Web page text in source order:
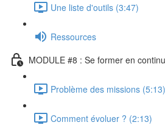
Une liste d'outils (3:47)
Ressources
MODULE #8 : Se former en
Problème des missions (5:13)
Comment évoluer ? (2:13)